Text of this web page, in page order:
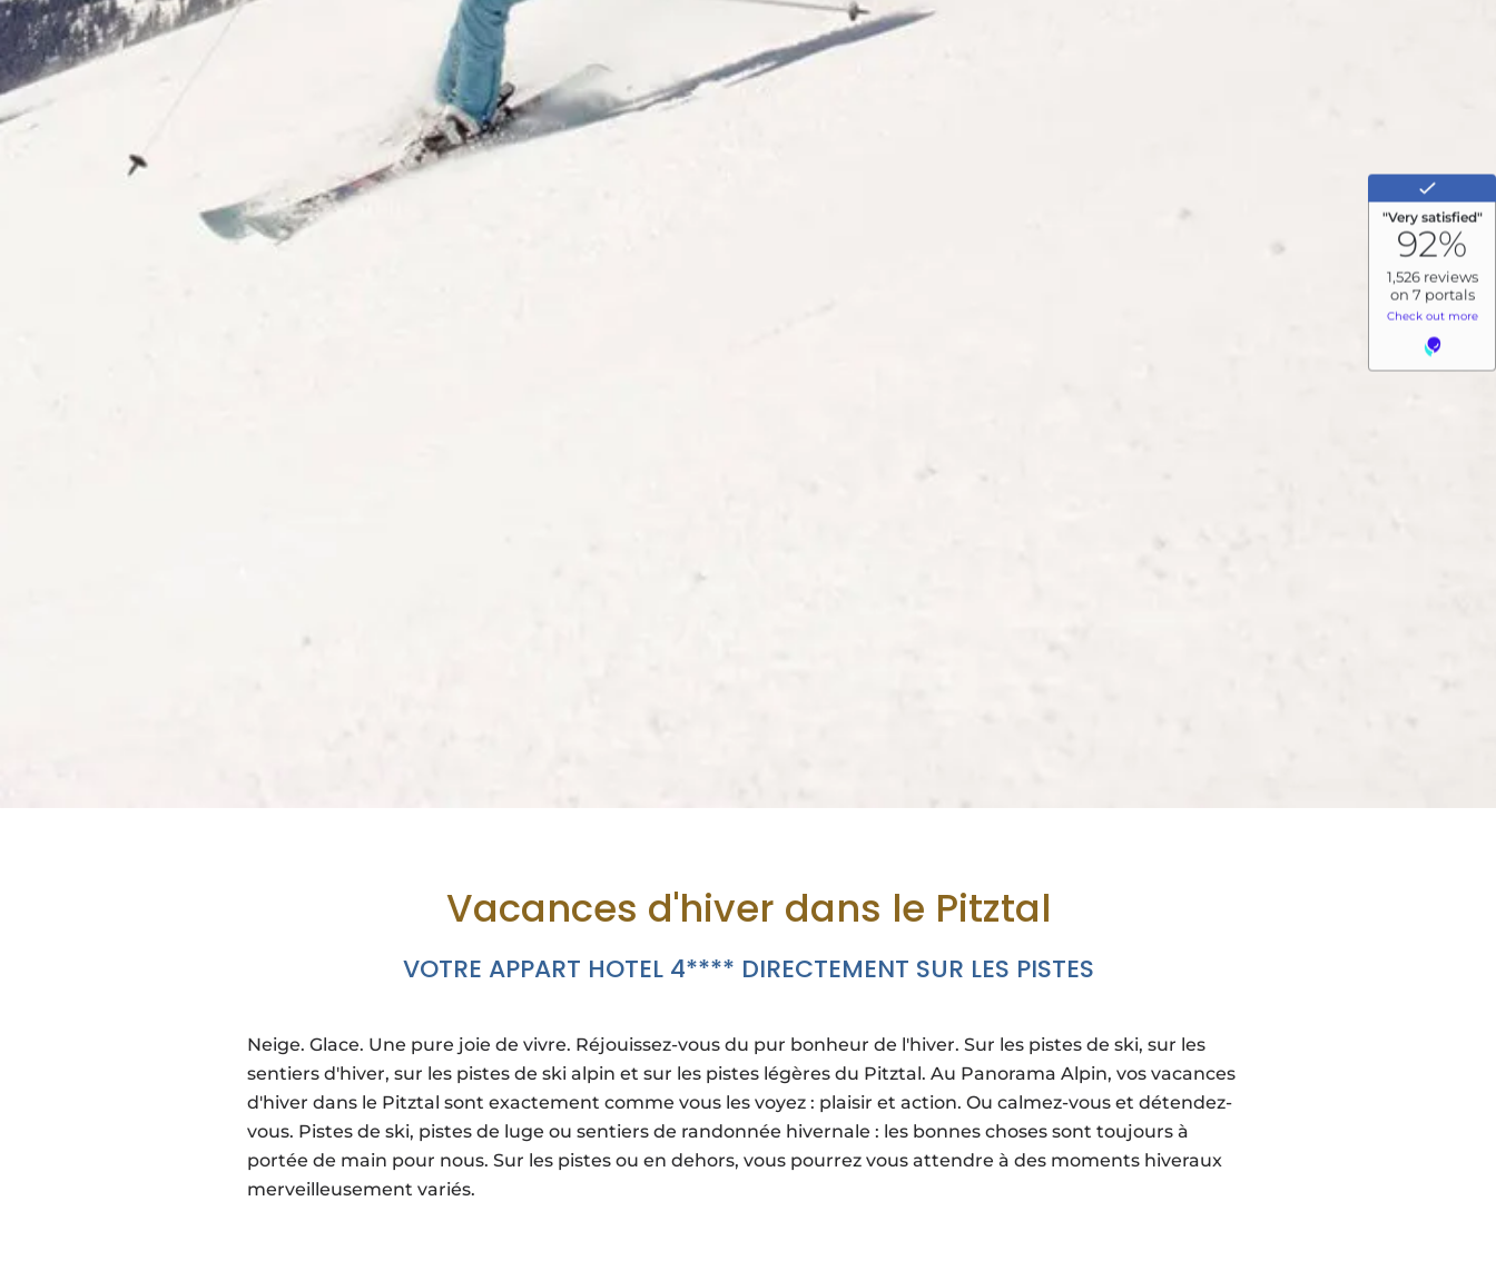
Vacances d'hiver dans le Pitztal
VOTRE APPART HOTEL 4**** DIRECTEMENT SUR LES PISTES
Neige. Glace. Une pure joie de vivre. Réjouissez-vous du pur bonheur de l'hiver. Sur les pistes de ski, sur les
sentiers d'hiver, sur les pistes de ski alpin et sur les pistes légères du Pitztal. Au Panorama Alpin, vos vacances
d'hiver dans le Pitztal sont exactement comme vous les voyez : plaisir et action. Ou calmez-vous et détendez-
vous. Pistes de ski, pistes de luge ou sentiers de randonnée hivernale : les bonnes choses sont toujours à
portée de main pour nous. Sur les pistes ou en dehors, vous pourrez vous attendre à des moments hiveraux
merveilleusement variés.